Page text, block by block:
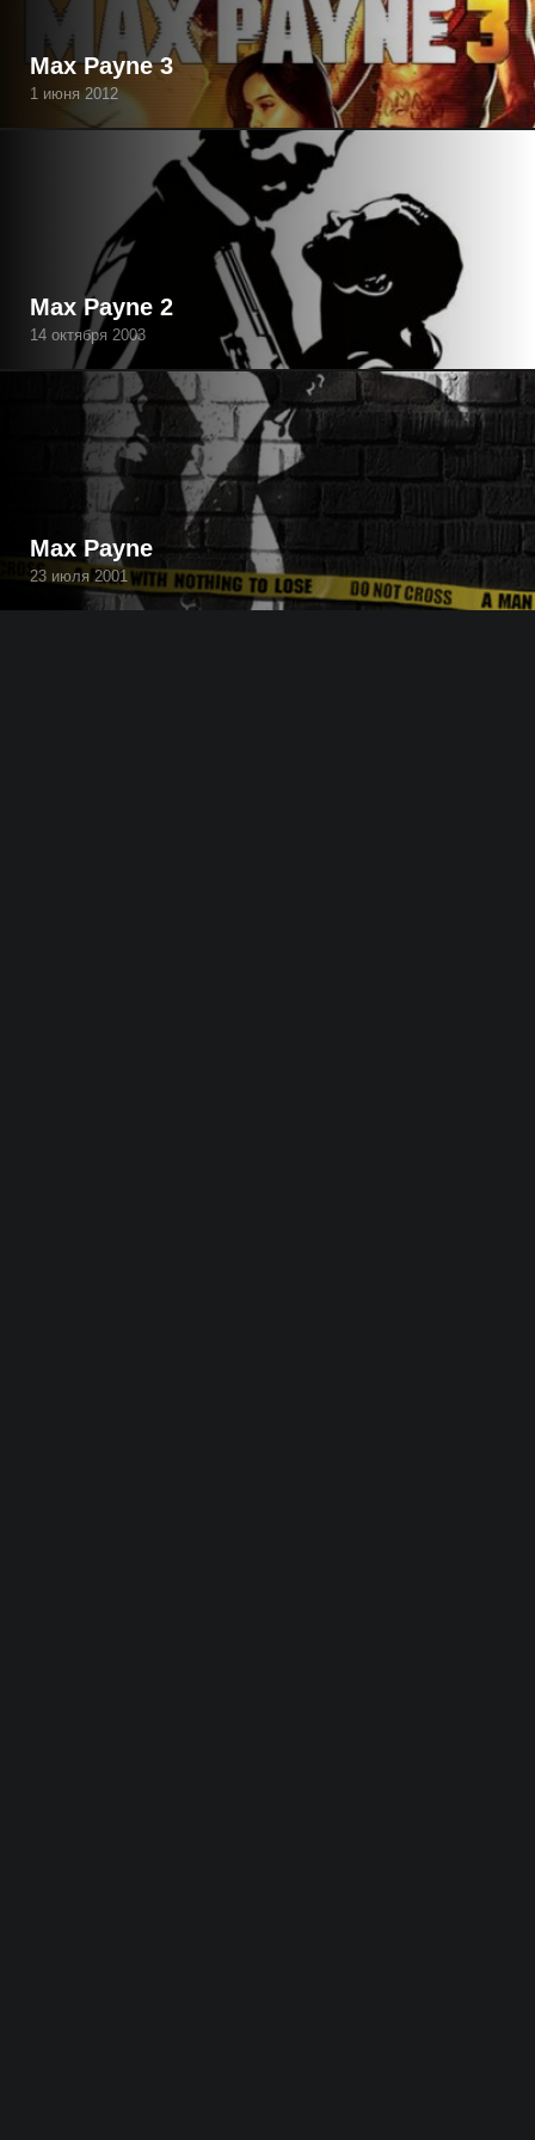
Max Payne 3
1 июня 2012
Max Payne 2
14 октября 2003
Max Payne
23 июля 2001